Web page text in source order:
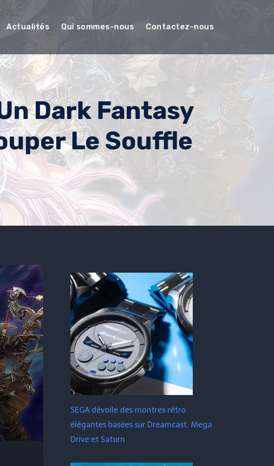
Actualités Qui sommes-nous Contactez-nous
Dark Fantasy
Le Souffle
SEGA dévoile des montres rétro
élégantes basées sur Dreamcast, Mega
Drive et Saturn